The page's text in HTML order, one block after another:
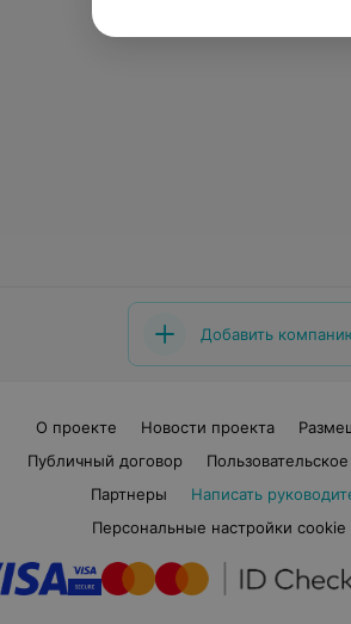
Добавить
О проекте Новости проекта
Публичный договор
Партнеры
Написать
Персональные настройки cookie